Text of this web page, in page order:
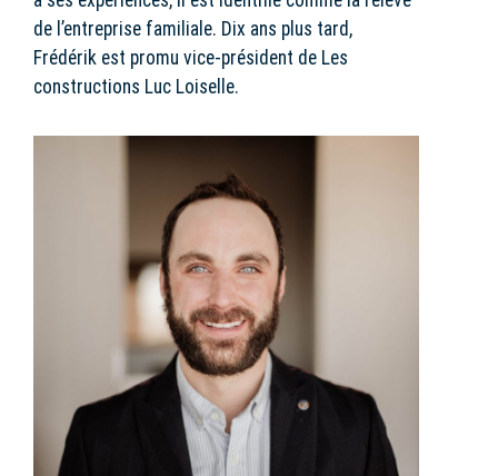
de l’entreprise familiale. Dix ans plus tard,
Frédérik est promu vice-président de Les
constructions Luc Loiselle.